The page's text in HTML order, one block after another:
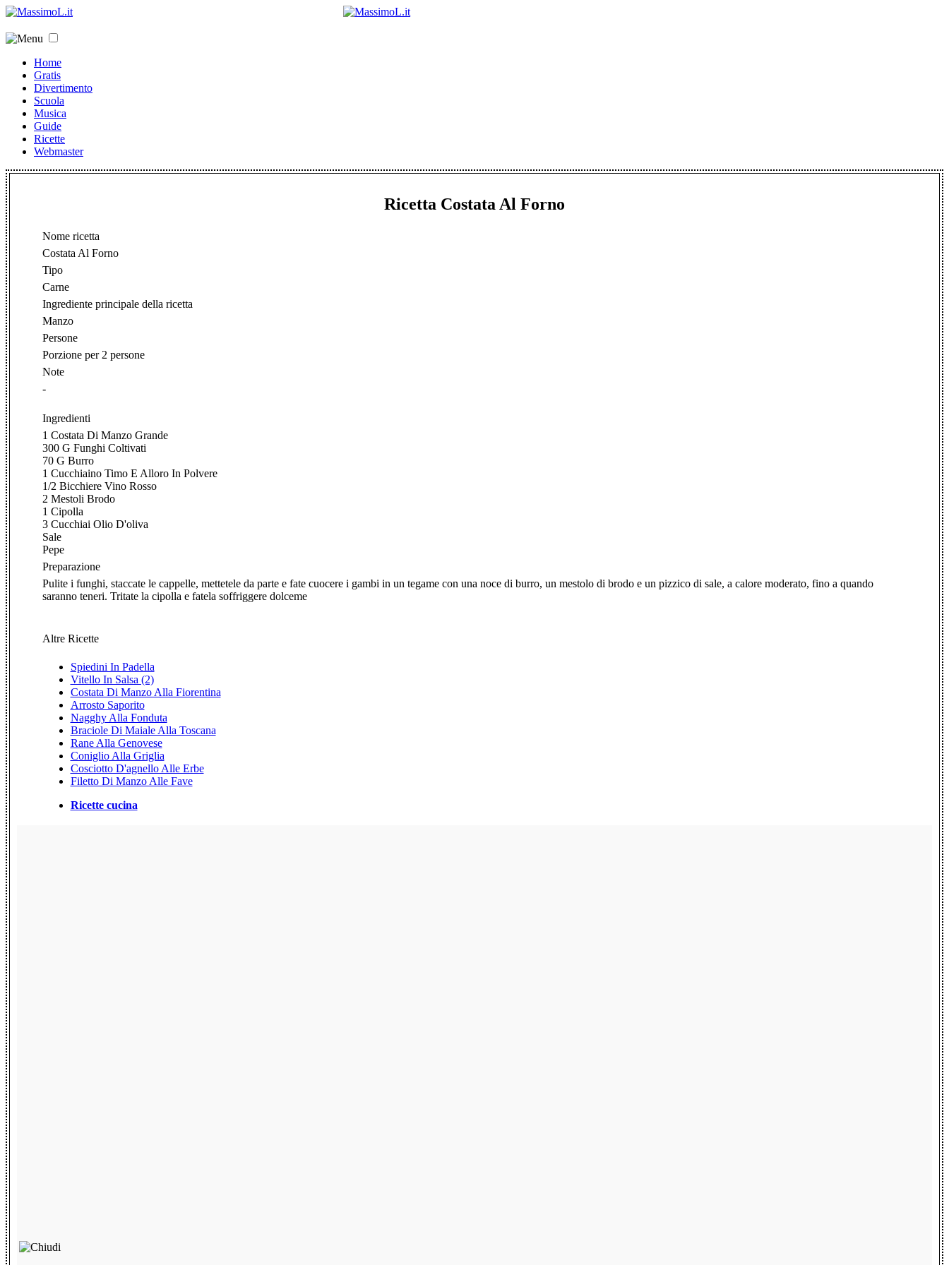
Home
Gratis
Divertimento
Scuola
Musica
Guide
Ricette
Webmaster
Ricetta Costata Al Forno
Nome ricetta
Costata Al Forno
Tipo
Carne
Ingrediente principale della ricetta
Manzo
Persone
Porzione per 2 persone
Note
-
Ingredienti
1 Costata Di Manzo Grande
300 G Funghi Coltivati
70 G Burro
1 Cucchiaino Timo E Alloro In Polvere
1/2 Bicchiere Vino Rosso
2 Mestoli Brodo
1 Cipolla
3 Cucchiai Olio D'oliva
Sale
Pepe
Preparazione
Pulite i funghi, staccate le cappelle, mettetele da parte e fate cuocere i gambi in un tegame con una noce di burro, un mestolo di brodo e un pizzico di sale, a calore moderato, fino a quando
saranno teneri. Tritate la cipolla e fatela soffriggere dolceme
Altre Ricette
Spiedini In Padella
Vitello In Salsa (2)
Costata Di Manzo Alla Fiorentina
Arrosto Saporito
Nagghy Alla Fonduta
Braciole Di Maiale Alla Toscana
Rane Alla Genovese
Coniglio Alla Griglia
Cosciotto D'agnello Alle Erbe
Filetto Di Manzo Alle Fave
Ricette cucina